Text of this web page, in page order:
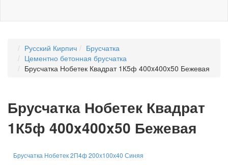
Русский Кирпич
Брусчатка
Цементно бетонная брусчатка
Брусчатка Нобетек Квадрат 1К5ф 400x400x50 Бежевая
Брусчатка Нобетек Квадрат
1К5ф 400x400x50 Бежевая
Брусчатка Нобетек 2П4ф 200х100х40 Синяя